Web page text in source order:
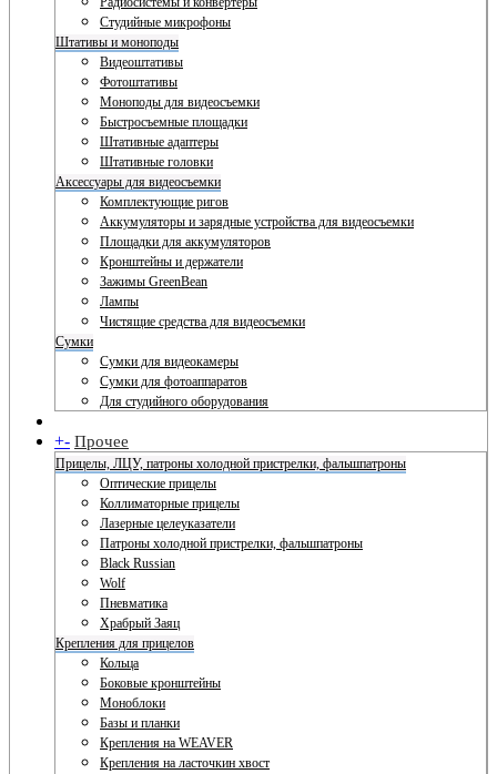
Студийные микрофоны
Штативы и моноподы
Видеоштативы
Фотоштативы
Моноподы для видеосъемки
Быстросъемные площадки
Штативные адаптеры
Штативные головки
Аксессуары для видеосъемки
Комплектующие ригов
Аккумуляторы и зарядные устройства для видеосъемки
Площадки для аккумуляторов
Кронштейны и держатели
Зажимы GreenBean
Лампы
Чистящие средства для видеосъемки
Сумки
Сумки для видеокамеры
Сумки для фотоаппаратов
Для студийного оборудования
+- Прочее
Прицелы, ЛЦУ, патроны холодной пристрелки, фальшпатроны
Оптические прицелы
Коллиматорные прицелы
Лазерные целеуказатели
Патроны холодной пристрелки, фальшпатроны
Black Russian
Wolf
Пневматика
Храбрый Заяц
Крепления для прицелов
Кольца
Боковые кронштейны
Моноблоки
Базы и планки
Крепления на WEAVER
Крепления на ласточкин хвост